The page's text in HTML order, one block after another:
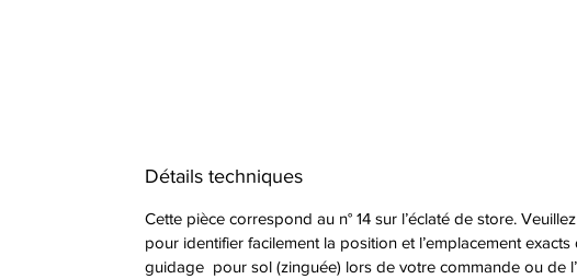
Détails techniques
Cette pièce correspond au n° 14 sur l’éclaté de store.
pour identifier facilement la position et l’emplacement
guidage pour sol (zinguée) lors de votre commande ou de